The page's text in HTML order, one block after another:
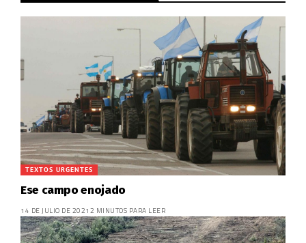
TEXTOS URGENTES
Ese campo enojado
14 DE JULIO DE 2021 2 MINUTOS PARA LEER